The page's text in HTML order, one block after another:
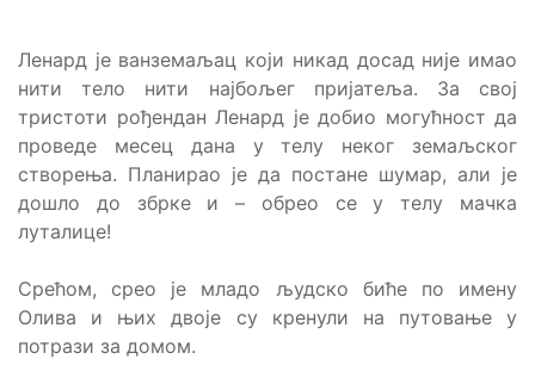
Ленард је ванземаљац који никад досад није имао
нити тело нити најбољег пријатеља. За свој
тристоти рођендан Ленард је добио могућност да
проведе месец дана у телу неког земаљског
створења. Планирао је да постане шумар, али је
дошло до збрке и – обрео се у телу мачка
луталице!
Срећом, срео је младо људско биће по имену
Олива и њих двоје су кренули на путовање у
потрази за домом.